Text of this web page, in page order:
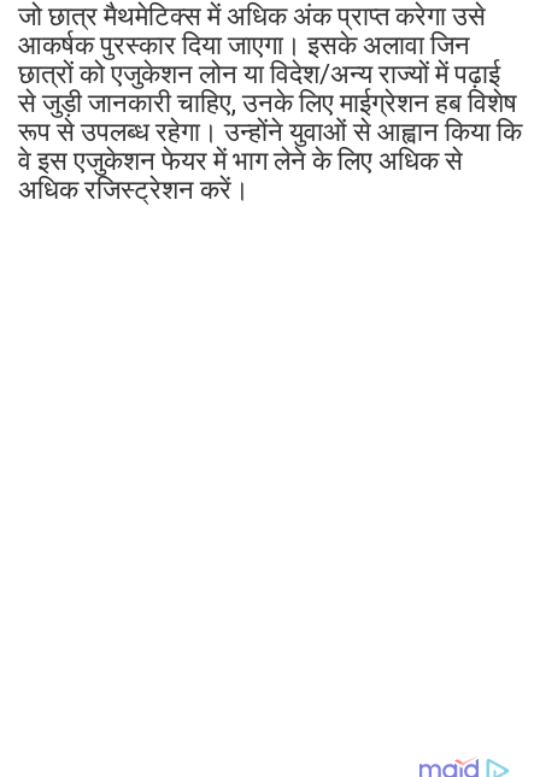
जो छात्र मैथमेटिक्स में अधिक अंक प्राप्त करेगा उसे
आकर्षक पुरस्कार दिया जाएगा। इसके अलावा जिन
छात्रों को एजुकेशन लोन या विदेश/अन्य राज्यों में पढ़ाई
से जुड़ी जानकारी चाहिए, उनके लिए माईग्रेशन हब विशेष
रूप से उपलब्ध रहेगा। उन्होंने युवाओं से आह्वान किया कि
वे इस एजुकेशन फेयर में भाग लेने के लिए अधिक से
अधिक रजिस्ट्रेशन करें।